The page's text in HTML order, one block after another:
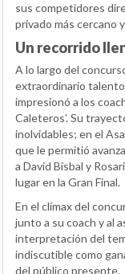
sus competidores
privado más cercano
Un recorrido
A lo largo del
extraordinario
impresionó a los
Caleteros’. Su
inolvidables; en el
que le permitió
a David Bisbal y
lugar en la Gran Final.
En el clímax del
junto a su coach y al
interpretación del
indiscutible como
del público presente.